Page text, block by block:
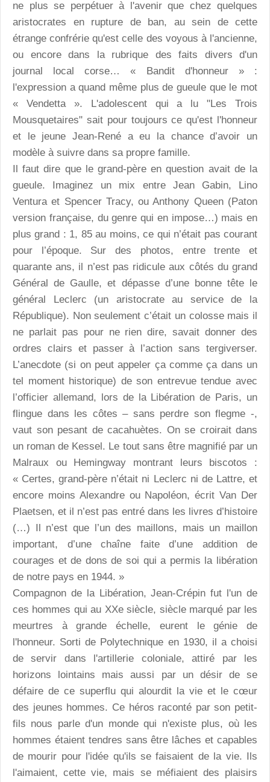
ne plus se perpétuer à l'avenir que chez quelques
aristocrates en rupture de ban, au sein de cette
étrange confrérie qu'est celle des voyous à l'ancienne,
ou encore dans la rubrique des faits divers d'un
journal local corse… « Bandit d'honneur » :
l'expression a quand même plus de gueule que le mot
« Vendetta ». L'adolescent qui a lu "Les Trois
Mousquetaires" sait pour toujours ce qu'est l'honneur
et le jeune Jean-René a eu la chance d’avoir un
modèle à suivre dans sa propre famille.
Il faut dire que le grand-père en question avait de la
gueule. Imaginez un mix entre Jean Gabin, Lino
Ventura et Spencer Tracy, ou Anthony Queen (Paton
version française, du genre qui en impose…) mais en
plus grand : 1, 85 au moins, ce qui n’était pas courant
pour l’époque. Sur des photos, entre trente et
quarante ans, il n’est pas ridicule aux côtés du grand
Général de Gaulle, et dépasse d’une bonne tête le
général Leclerc (un aristocrate au service de la
République). Non seulement c’était un colosse mais il
ne parlait pas pour ne rien dire, savait donner des
ordres clairs et passer à l’action sans tergiverser.
L’anecdote (si on peut appeler ça comme ça dans un
tel moment historique) de son entrevue tendue avec
l’officier allemand, lors de la Libération de Paris, un
flingue dans les côtes – sans perdre son flegme -,
vaut son pesant de cacahuètes. On se croirait dans
un roman de Kessel. Le tout sans être magnifié par un
Malraux ou Hemingway montrant leurs biscotos :
« Certes, grand-père n’était ni Leclerc ni de Lattre, et
encore moins Alexandre ou Napoléon, écrit Van Der
Plaetsen, et il n’est pas entré dans les livres d’histoire
(…) Il n’est que l’un des maillons, mais un maillon
important, d’une chaîne faite d’une addition de
courages et de dons de soi qui a permis la libération
de notre pays en 1944. »
Compagnon de la Libération, Jean-Crépin fut l'un de
ces hommes qui au XXe siècle, siècle marqué par les
meurtres à grande échelle, eurent le génie de
l'honneur. Sorti de Polytechnique en 1930, il a choisi
de servir dans l'artillerie coloniale, attiré par les
horizons lointains mais aussi par un désir de se
défaire de ce superflu qui alourdit la vie et le cœur
des jeunes hommes. Ce héros raconté par son petit-
fils nous parle d'un monde qui n'existe plus, où les
hommes étaient tendres sans être lâches et capables
de mourir pour l'idée qu'ils se faisaient de la vie. Ils
l'aimaient, cette vie, mais se méfiaient des plaisirs